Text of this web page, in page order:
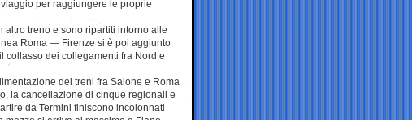
per raggiungere le proprie
altro treno e sono ripartiti intorno alle
Roma — Firenze si è poi aggiunto
collasso dei collegamenti fra Nord e
dei treni fra Salone e Roma
la cancellazione di cinque regionali e
da Termini finiscono incolonnati